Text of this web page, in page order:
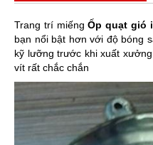
Trang trí miếngỐp quạt gió
bạn nổi bật hơn với độ bóng
kỹ lưỡng trước khi xuất
vít rất chắc chắn